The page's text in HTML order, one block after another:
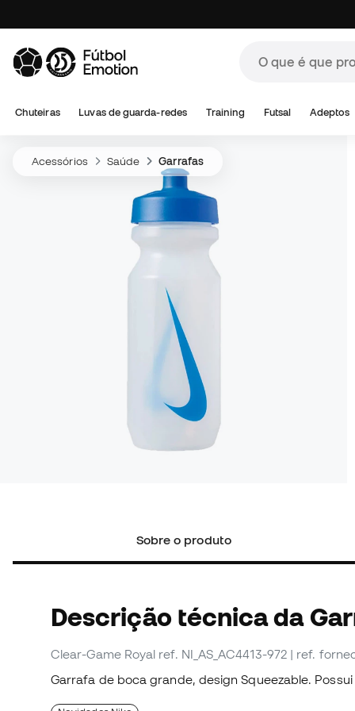
Chuteiras Luvas de guarda-redes Training Futsal Adeptos
Acessórios Saúde Garrafas
Sobre o produto
Descrição técnica da
Clear-Game Royal ref. NI_AS_AC4413-972 | ref.
Garrafa de boca grande, design Squeezable.